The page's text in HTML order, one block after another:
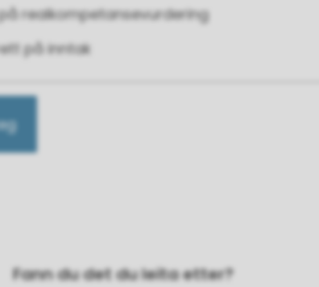
realkompetansevurdering
på inntak
Fann du det du leita etter?